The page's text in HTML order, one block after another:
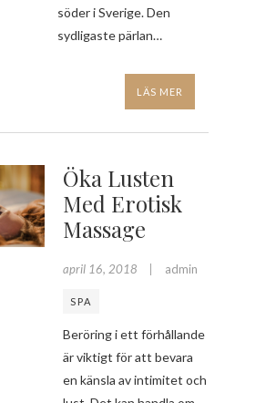
söder i Sverige. Den
sydligaste pärlan…
LÄS MER
Öka Lusten
Med Erotisk
Massage
april 16, 2018 admin
SPA
Beröring i ett förhållande
är viktigt för att bevara
en känsla av intimitet och